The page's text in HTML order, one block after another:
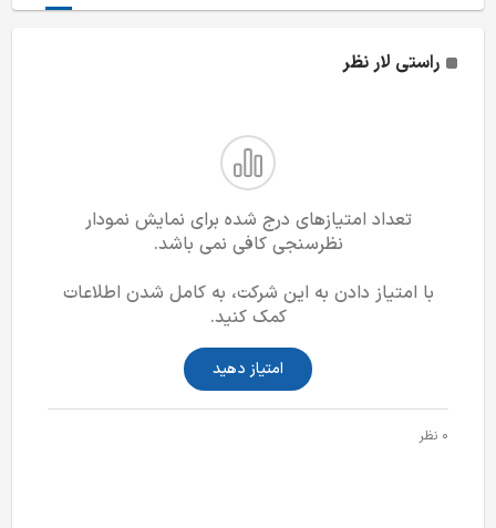
راستی لارنظر
تعداد امتیازهای درج شده برای نمایش نمودار
نظرسنجی کافی نمی باشد.
با امتیاز دادن به این شرکت، به کامل شدن اطلاعات
کمک کنید.
امتیاز دهید
0 نظر